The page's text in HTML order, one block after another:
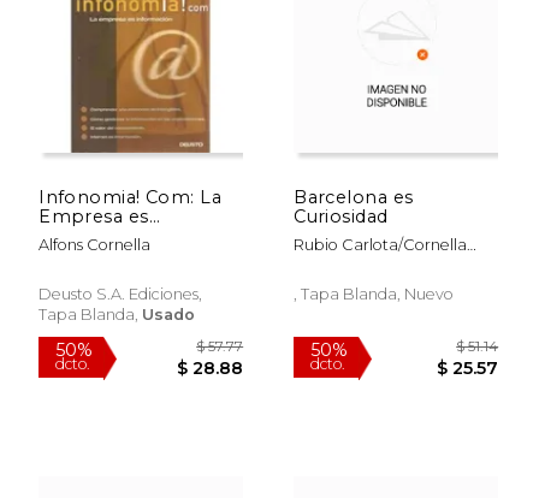
50%
dcto.
50%
dcto.
Infonomia! Com: La
Empresa es
Informacion
Alfons Cornella
Deusto S.A. Ediciones,
Tapa Blanda, Usado
Barcelona es
Curiosidad
Rubio Carlota/Cornella
, Tapa Blanda, Nuevo